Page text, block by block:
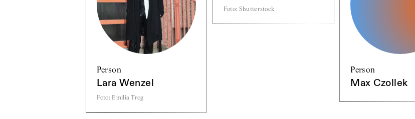
Person
Lara Wenzel
Foto: Emilia Trog
Foto: Shutterstock
Person
Max Czollek